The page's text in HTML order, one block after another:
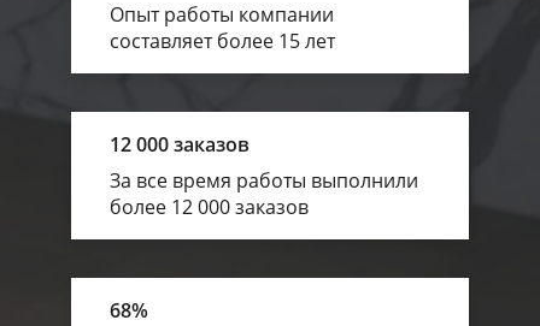
Опыт работы компании
составляет более 15 лет
12 000 заказов
За все время работы выполнили
более 12 000 заказов
68%